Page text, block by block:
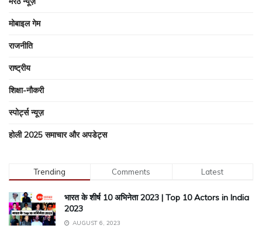
मोबाइल गेम
राजनीति
राष्ट्रीय
शिक्षा-नौकरी
स्पोर्ट्स न्यूज़
होली 2025 समाचार और अपडेट्स
Trending Comments Latest
भारत के शीर्ष 10 अभिनेता 2023 | Top 10 Actors in India
2023
AUGUST 6, 2023